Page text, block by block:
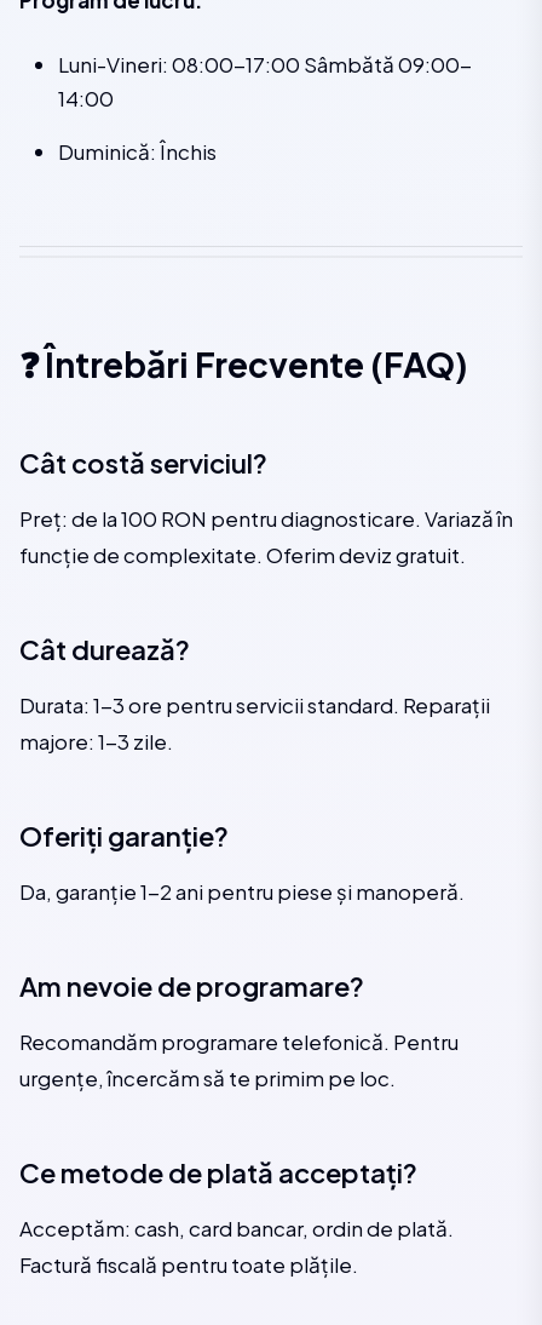
Luni-Vineri: 08:00-17:00 Sâmbătă 09:00-
14:00
Duminică: Închis
❓ Întrebări Frecvente (FAQ)
Cât costă serviciul?
Preț: de la 100 RON pentru diagnosticare. Variază în
funcție de complexitate. Oferim deviz gratuit.
Cât durează?
Durata: 1-3 ore pentru servicii standard. Reparații
majore: 1-3 zile.
Oferiți garanție?
Da, garanție 1-2 ani pentru piese și manoperă.
Am nevoie de programare?
Recomandăm programare telefonică. Pentru
urgențe, încercăm să te primim pe loc.
Ce metode de plată acceptați?
Acceptăm: cash, card bancar, ordin de plată.
Factură fiscală pentru toate plățile.